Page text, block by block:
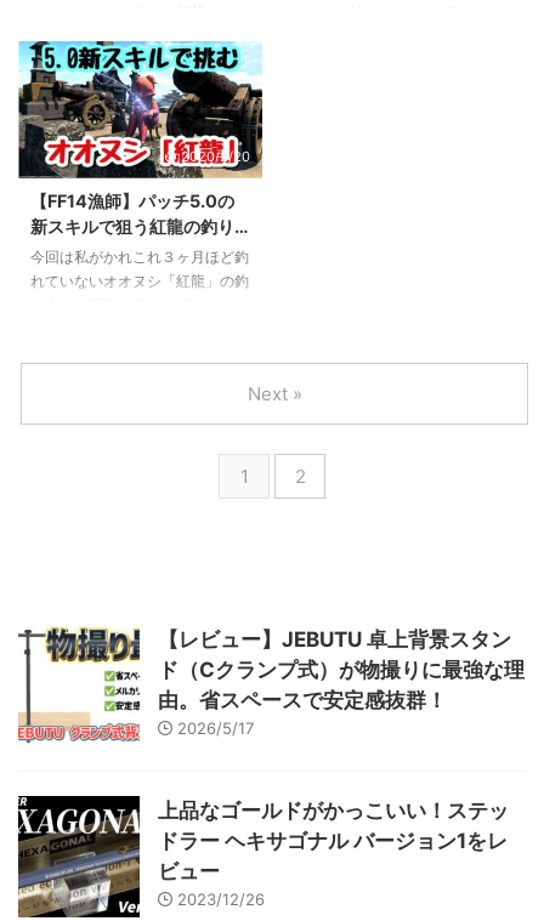
ターチ ...
を求めて釣っていきましょう！
ヌシ『ペンダントヘッド』 漆黒
ヌシ釣り最初に挑むのは、クリス
タリウムの釣り場『クリスタリウ
ム居室』のヌシ「ペンダントヘッ
ド」。 釣り場：クリスタリウ
ム 『クリスタリウム居室』 天
候：なし 時間：１８：００～２
０：５９ エサ：蟲箱 フッキン
グ：不明（プレシジョン？） 伝
2020/2/20
【FF14漁師】パッチ5.0の
新スキルで狙う紅龍の釣り
方！時系列で解説【目指せ
Ebisu！】
今回は私がかれこれ３ヶ月ほど釣
れていないオオヌシ「紅龍」の釣
の参考になれば幸いです。 紅龍
の基本知識 そもそも紅龍とはど
で追加されたオオヌシ オオヌシ
海」で釣ることができる。 ...
1 2
Next »
【レビュー】JEBUTU 卓上背景スタン
ド（Cクランプ式）が物撮りに最強な理
由。省スペースで安定感抜群！
2026/5/17
上品なゴールドがかっこいい！ステッ
ドラー ヘキサゴナル バージョン1をレ
ビュー
2023/12/26